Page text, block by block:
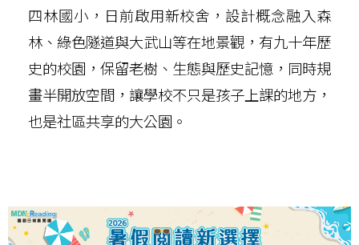
四林國小，日前啟用新校舍，設計概念融入森
林、綠色隧道與大武山等在地景觀，有九十年歷
史的校園，保留老樹、生態與歷史記憶，同時規
畫半開放空間，讓學校不只是孩子上課的地方，
也是社區共享的大公園。